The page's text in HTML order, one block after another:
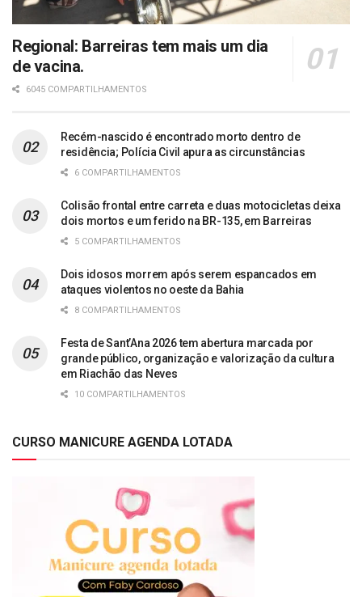
Regional: Barreiras tem mais um dia
de vacina.
6045 COMPARTILHAMENTOS
Recém-nascido é encontrado morto dentro de
residência; Polícia Civil apura as circunstâncias
6 COMPARTILHAMENTOS
Colisão frontal entre carreta e duas motocicletas deixa
dois mortos e um ferido na BR-135, em Barreiras
5 COMPARTILHAMENTOS
Dois idosos morrem após serem espancados em
ataques violentos no oeste da Bahia
8 COMPARTILHAMENTOS
Festa de Sant’Ana 2026 tem abertura marcada por
grande público, organização e valorização da cultura
em Riachão das Neves
10 COMPARTILHAMENTOS
CURSO MANICURE AGENDA LOTADA